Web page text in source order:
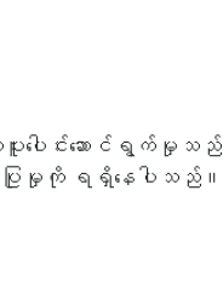
းပေါင်းဆောင်ရွက်မှုသည်
ပြုမှုကို ရရှိနေပါသည်။